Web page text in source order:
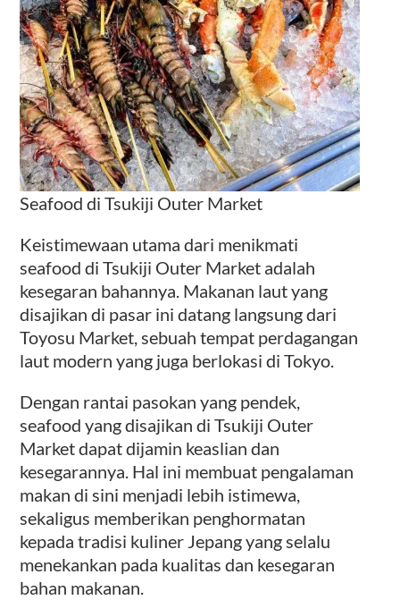
Seafood di Tsukiji Outer Market
Keistimewaan utama dari menikmati
seafood di Tsukiji Outer Market adalah
kesegaran bahannya. Makanan laut yang
disajikan di pasar ini datang langsung dari
Toyosu Market, sebuah tempat perdagangan
laut modern yang juga berlokasi di Tokyo.
Dengan rantai pasokan yang pendek,
seafood yang disajikan di Tsukiji Outer
Market dapat dijamin keaslian dan
kesegarannya. Hal ini membuat pengalaman
makan di sini menjadi lebih istimewa,
sekaligus memberikan penghormatan
kepada tradisi kuliner Jepang yang selalu
menekankan pada kualitas dan kesegaran
bahan makanan.